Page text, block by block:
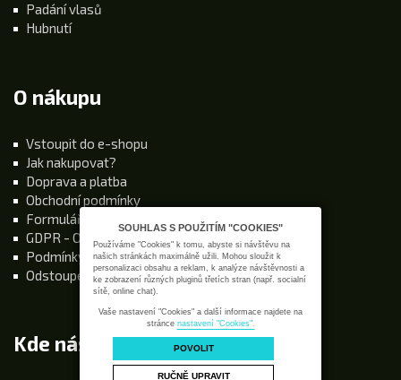
SOUHLAS S POUŽITÍM "COOKIES"
Používáme "Cookies" k tomu, abyste si návštěvu na
našich stránkách maximálně užili. Mohou sloužit k
personalizaci obsahu a reklam, k analýze návštěvnosti a
ke zobrazení různých pluginů třetích stran (např. socialní
sítě, online chat).
Vaše nastavení "Cookies" a další informace najdete na
stránce nastavení "Cookies".
RUČNĚ UPRAVIT
POVOLIT
Padání vlasů
Hubnutí
O nákupu
Vstoupit do e-shopu
Jak nakupovat?
Doprava a platba
Obchodní podmínky
Formulář Odstoupení od smlouvy
GDPR - Ochrana osobních údajů
Podmínky používání stránek
Odstoupení od kupní smlouvy
Kde nás najdete